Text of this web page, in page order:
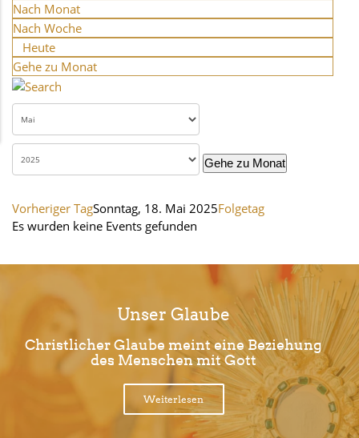
Nach Monat
Nach Woche
Heute
Gehe zu Monat
Gehe zu Monat
Vorheriger TagSonntag, 18. Mai 2025Folgetag
Es wurden keine Events gefunden
Unser Glaube
Christlicher Glaube meint eine Beziehung
des Menschen mit Gott
Weiterlesen